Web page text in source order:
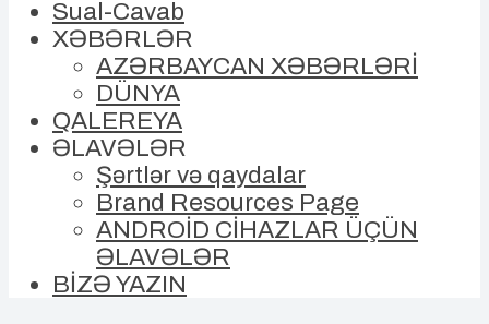
Sual-Cavab
XƏBƏRLƏR
AZƏRBAYCAN XƏBƏRLƏRİ
DÜNYA
QALEREYA
ƏLAVƏLƏR
Şərtlər və qaydalar
Brand Resources Page
ANDROİD CİHAZLAR ÜÇÜN
ƏLAVƏLƏR
BİZƏ YAZIN